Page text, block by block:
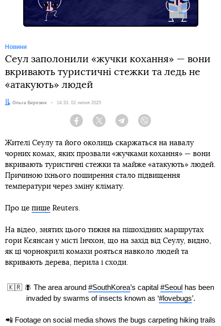
Новини
Сеул заполонили «жучки кохання» — вони
вкривають туристичні стежки та ледь не
«атакують» людей
Автор:
Ольга Березюк Дата:
14:33, 02 липня 2025
Facebook Twitter Telegram
Жителі Сеулу та його околиць скаржаться на навалу
чорних комах, яких прозвали «жучками кохання» — вони
вкривають туристичні стежки та майже «атакують» людей.
Причиною їхнього поширення стало підвищення
температури через зміну клімату.
Про це пише Reuters.
На відео, знятих цього тижня на пішохідних маршрутах
гори Кєянсан у місті Інчхон, що на захід від Сеулу, видно,
як ці чорнокрилі комахи рояться навколо людей та
вкривають дерева, перила і сходи.
🇰🇷 🪰 The area around #SouthKorea’s capital #Seoulhas been
invaded by swarms of insects known as ‘#lovebugs’.
📲 Footage on social media shows the bugs carpeting hiking trails